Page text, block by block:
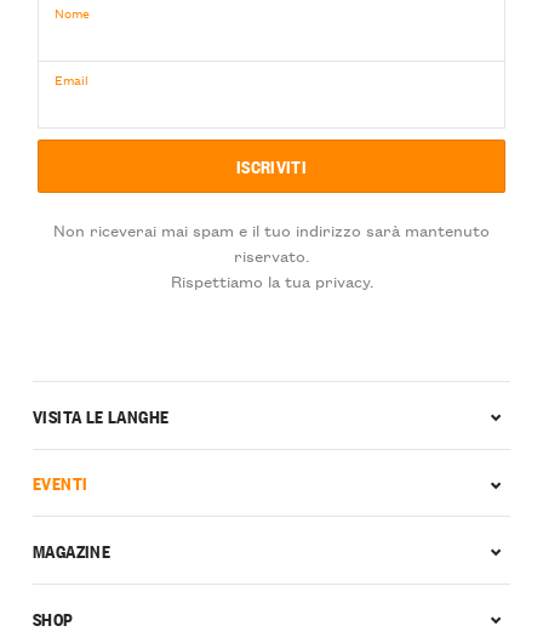
Nome
Email
Non riceverai mai spam e il tuo indirizzo sarà mantenuto
riservato.
Rispettiamo la tua privacy.
VISITA LE LANGHE
EVENTI
MAGAZINE
SHOP